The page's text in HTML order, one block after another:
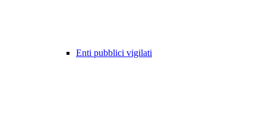
Enti pubblici vigilati